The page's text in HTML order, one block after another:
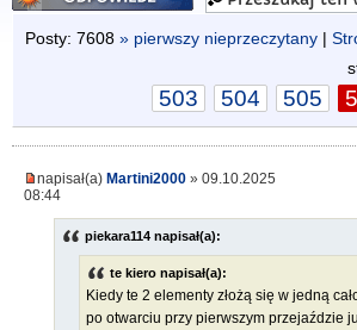
Posty: 7608 » pierwszy nieprzeczytany |
503 504 505
napisał(a) Martini2000 » 09.10.2025
08:44
piekara114 napisał(a):
te kiero napisał(a):
Kiedy te 2 elementy złożą się w jedną
po otwarciu przy pierwszym przejaździe